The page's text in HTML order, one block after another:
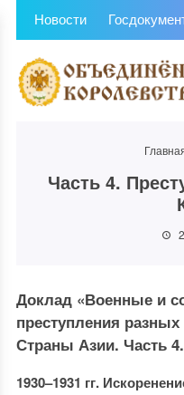
Новости
Часть 4.
Доклад «Военные и
преступления разных
Страны Азии. Часть
1930–1931 гг.